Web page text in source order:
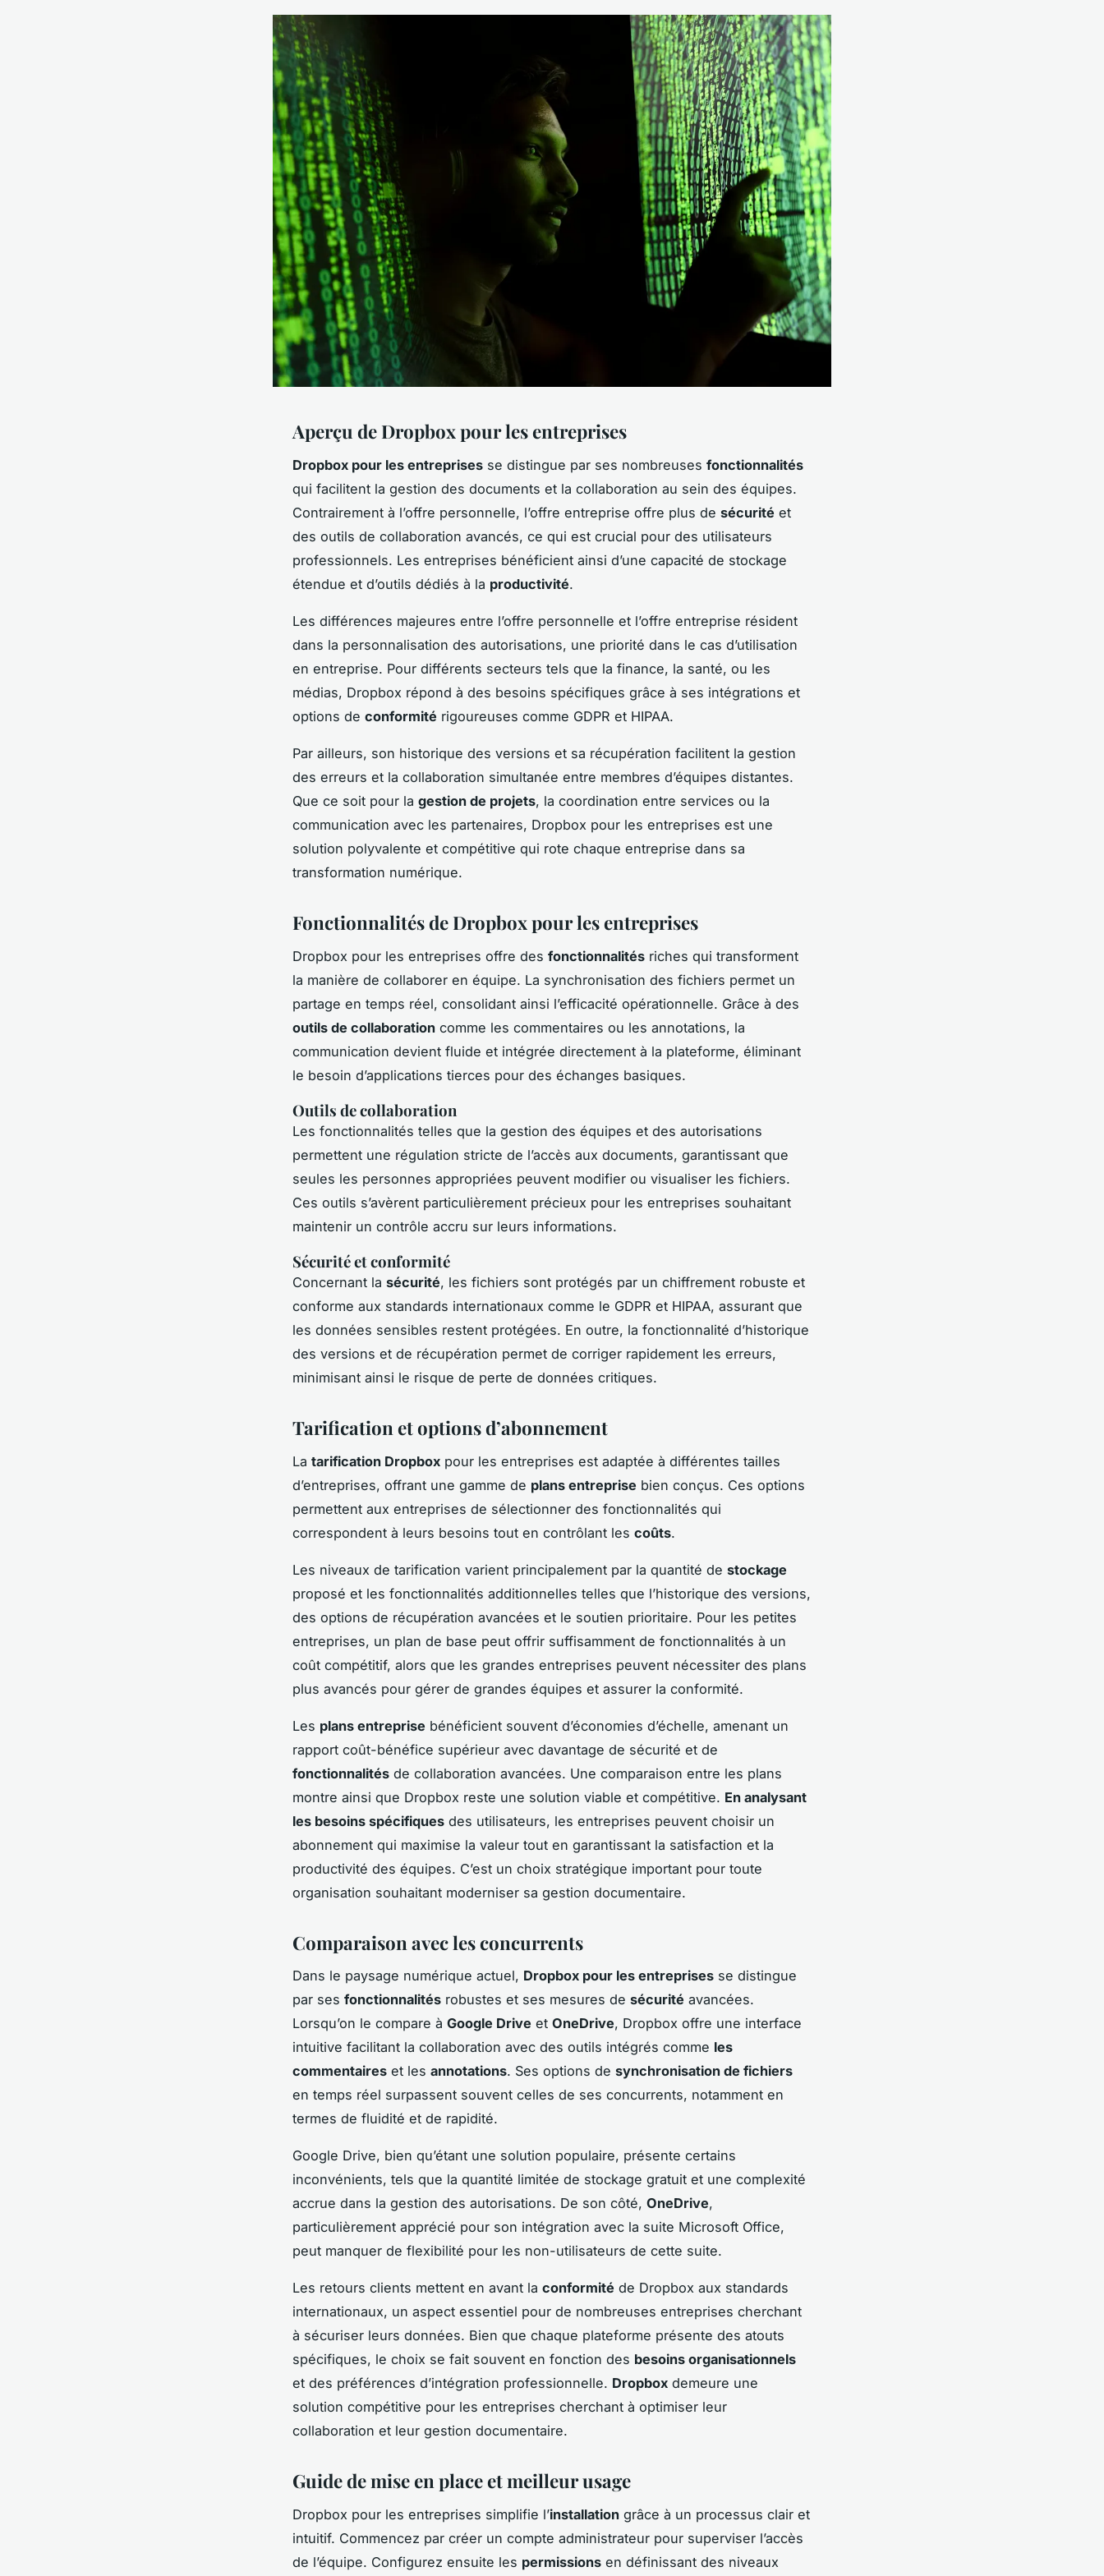
Aperçu de Dropbox pour les entreprises
Dropbox pour les entreprises se distingue par ses nombreuses fonctionnalités
qui facilitent la gestion des documents et la collaboration au sein des équipes.
Contrairement à l’offre personnelle, l’offre entreprise offre plus de sécurité et
des outils de collaboration avancés, ce qui est crucial pour des utilisateurs
professionnels. Les entreprises bénéficient ainsi d’une capacité de stockage
étendue et d’outils dédiés à la productivité.
Les différences majeures entre l’offre personnelle et l’offre entreprise résident
dans la personnalisation des autorisations, une priorité dans le cas d’utilisation
en entreprise. Pour différents secteurs tels que la finance, la santé, ou les
médias, Dropbox répond à des besoins spécifiques grâce à ses intégrations et
options de conformité rigoureuses comme GDPR et HIPAA.
Par ailleurs, son historique des versions et sa récupération facilitent la gestion
des erreurs et la collaboration simultanée entre membres d’équipes distantes.
Que ce soit pour la gestion de projets, la coordination entre services ou la
communication avec les partenaires, Dropbox pour les entreprises est une
solution polyvalente et compétitive qui rote chaque entreprise dans sa
transformation numérique.
Fonctionnalités de Dropbox pour les entreprises
Dropbox pour les entreprises offre des fonctionnalités riches qui transforment
la manière de collaborer en équipe. La synchronisation des fichiers permet un
partage en temps réel, consolidant ainsi l’efficacité opérationnelle. Grâce à des
outils de collaboration comme les commentaires ou les annotations, la
communication devient fluide et intégrée directement à la plateforme, éliminant
le besoin d’applications tierces pour des échanges basiques.
Outils de collaboration
Les fonctionnalités telles que la gestion des équipes et des autorisations
permettent une régulation stricte de l’accès aux documents, garantissant que
seules les personnes appropriées peuvent modifier ou visualiser les fichiers.
Ces outils s’avèrent particulièrement précieux pour les entreprises souhaitant
maintenir un contrôle accru sur leurs informations.
Sécurité et conformité
Concernant la sécurité, les fichiers sont protégés par un chiffrement robuste et
conforme aux standards internationaux comme le GDPR et HIPAA, assurant que
les données sensibles restent protégées. En outre, la fonctionnalité d’historique
des versions et de récupération permet de corriger rapidement les erreurs,
minimisant ainsi le risque de perte de données critiques.
Tarification et options d’abonnement
La tarification Dropbox pour les entreprises est adaptée à différentes tailles
d’entreprises, offrant une gamme de plans entreprise bien conçus. Ces options
permettent aux entreprises de sélectionner des fonctionnalités qui
correspondent à leurs besoins tout en contrôlant les coûts.
Les niveaux de tarification varient principalement par la quantité de stockage
proposé et les fonctionnalités additionnelles telles que l’historique des versions,
des options de récupération avancées et le soutien prioritaire. Pour les petites
entreprises, un plan de base peut offrir suffisamment de fonctionnalités à un
coût compétitif, alors que les grandes entreprises peuvent nécessiter des plans
plus avancés pour gérer de grandes équipes et assurer la conformité.
Les plans entreprise bénéficient souvent d’économies d’échelle, amenant un
rapport coût-bénéfice supérieur avec davantage de sécurité et de
fonctionnalités de collaboration avancées. Une comparaison entre les plans
montre ainsi que Dropbox reste une solution viable et compétitive. En analysant
les besoins spécifiques des utilisateurs, les entreprises peuvent choisir un
abonnement qui maximise la valeur tout en garantissant la satisfaction et la
productivité des équipes. C’est un choix stratégique important pour toute
organisation souhaitant moderniser sa gestion documentaire.
Comparaison avec les concurrents
Dans le paysage numérique actuel, Dropbox pour les entreprises se distingue
par ses fonctionnalités robustes et ses mesures de sécurité avancées.
Lorsqu’on le compare à Google Drive et OneDrive, Dropbox offre une interface
intuitive facilitant la collaboration avec des outils intégrés comme les
commentaires et les annotations. Ses options de synchronisation de fichiers
en temps réel surpassent souvent celles de ses concurrents, notamment en
termes de fluidité et de rapidité.
Google Drive, bien qu’étant une solution populaire, présente certains
inconvénients, tels que la quantité limitée de stockage gratuit et une complexité
accrue dans la gestion des autorisations. De son côté, OneDrive,
particulièrement apprécié pour son intégration avec la suite Microsoft Office,
peut manquer de flexibilité pour les non-utilisateurs de cette suite.
Les retours clients mettent en avant la conformité de Dropbox aux standards
internationaux, un aspect essentiel pour de nombreuses entreprises cherchant
à sécuriser leurs données. Bien que chaque plateforme présente des atouts
spécifiques, le choix se fait souvent en fonction des besoins organisationnels
et des préférences d’intégration professionnelle. Dropbox demeure une
solution compétitive pour les entreprises cherchant à optimiser leur
collaboration et leur gestion documentaire.
Guide de mise en place et meilleur usage
Dropbox pour les entreprises simplifie l’installation grâce à un processus clair et
intuitif. Commencez par créer un compte administrateur pour superviser l’accès
de l’équipe. Configurez ensuite les permissions en définissant des niveaux